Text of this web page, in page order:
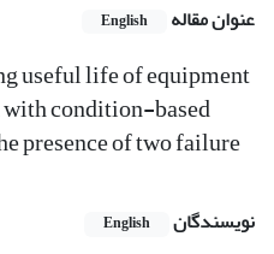
عنوان مقاله English
useful life of equipment
condition-based
presence of two failure
نویسندگان English